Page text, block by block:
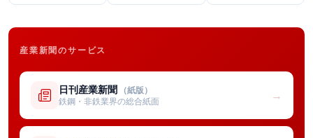
産業新聞のサービス
日刊産業新聞 （紙版）
鉄鋼・非鉄業界の総合紙面
→